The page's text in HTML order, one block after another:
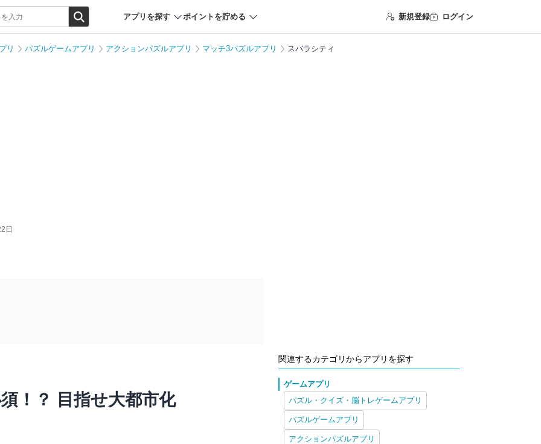
アプリを探す ポイントを貯める 新規登録 ログイン
リ パズルゲームアプリ アクションパズルアプリ マッチ3パズルアプリ スバラシティ
日
！？ 目指せ大都市化
関連するカテゴリからアプリを探す
ゲームアプリ
パズル・クイズ・脳トレゲームアプリ
パズルゲームアプリ
アクションパズルアプリ